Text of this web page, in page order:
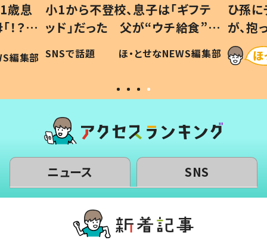
歳息
？」
編集部
小1から不登校、息子は「ギフテ
ッド」だった 父が“ウチ給食”を
作り続ける理由とは #令和の親
#令和の子
SNSで話題 ほ・とせなNEWS編集部
ひ孫
が、
「涙が
い」
ニュース SNS